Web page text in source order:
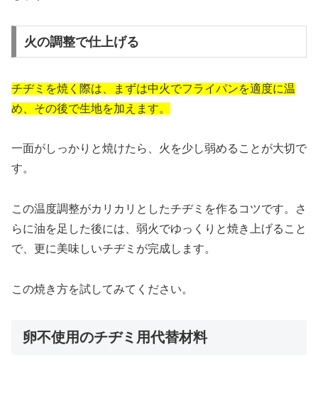
火の調整で仕上げる
チヂミを焼く際は、まずは中火でフライパンを適度に温
め、その後で生地を加えます。
一面がしっかりと焼けたら、火を少し弱めることが大切で
す。
この温度調整がカリカリとしたチヂミを作るコツです。さ
らに油を足した後には、弱火でゆっくりと焼き上げること
で、更に美味しいチヂミが完成します。
この焼き方を試してみてください。
卵不使用のチヂミ用代替材料